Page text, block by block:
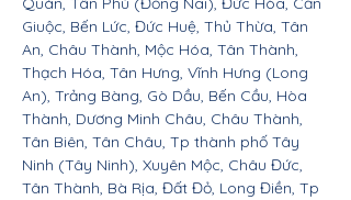
Giuộc, Bến Lức, Đức Huệ, Thủ Thừa, Tân
An, Châu Thành, Mộc Hóa, Tân Thành,
Thạch Hóa, Tân Hưng, Vĩnh Hưng (Long
An), Trảng Bàng, Gò Dầu, Bến Cầu, Hòa
Thành, Dương Minh Châu, Châu Thành,
Tân Biên, Tân Châu, Tp thành phố Tây
Ninh (Tây Ninh), Xuyên Mộc, Châu Đức,
Tân Thành, Bà Rịa, Đất Đỏ, Long Điền, Tp